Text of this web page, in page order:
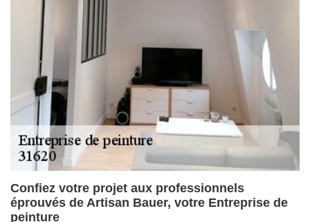
Confiez votre projet aux professionnels
éprouvés de Artisan Bauer, votre Entreprise de
peinture